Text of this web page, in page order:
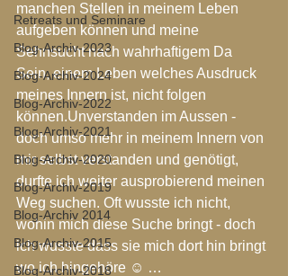
Retreats und Seminare
Blog-Archiv-2023
Blog-Archiv-2024
Blog-Archiv-2022
Blog-Archiv-2021
Blog-Archiv-2020
Blog-Archiv-2019
Blog-Archiv 2014
Blog-Archiv-2015
Blog-Archiv-2018
manchen Stellen in meinem Leben
aufgeben können und meine
Sehnsucht nach wahrhaftigem Da
Sein, einem Leben welches Ausdruck
meines Innern ist, nicht folgen
können.Unverstanden im Aussen -
doch umso mehr in meinem Innern von
mir selbst verstanden und genötigt,
durfte ich weiter ausprobierend meinen
Weg suchen. Oft wusste ich nicht,
wohin mich diese Suche bringt - doch
ich wusste dass sie mich dort hin bringt
wo ich hingehöre ☺ …